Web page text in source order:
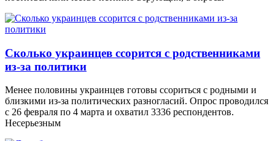
Сколько украинцев ссорится с родственниками
из-за политики
Менее половины украинцев готовы ссориться с родными и
близкими из-за политических разногласий. Опрос проводился
с 26 февраля по 4 марта и охватил 3336 респондентов.
Несерьезным